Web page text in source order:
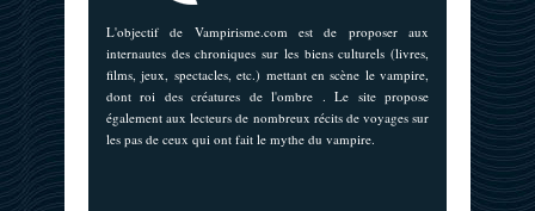
L'objectif de Vampirisme.com est de proposer aux
internautes des chroniques sur les biens culturels (livres,
films, jeux, spectacles, etc.) mettant en scène le vampire,
dont roi des créatures de l'ombre . Le site propose
également aux lecteurs de nombreux récits de voyages sur
les pas de ceux qui ont fait le mythe du vampire.